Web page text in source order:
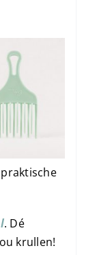
. Dé
krullen!